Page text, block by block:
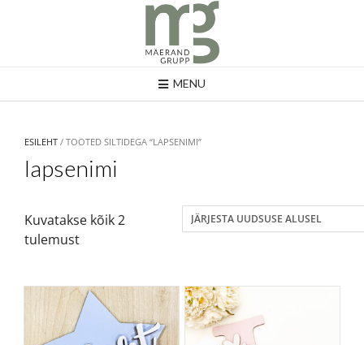
MENU
ESILEHT / TOOTED SILTIDEGA “LAPSENIMI”
lapsenimi
Kuvatakse kõik 2
tulemust